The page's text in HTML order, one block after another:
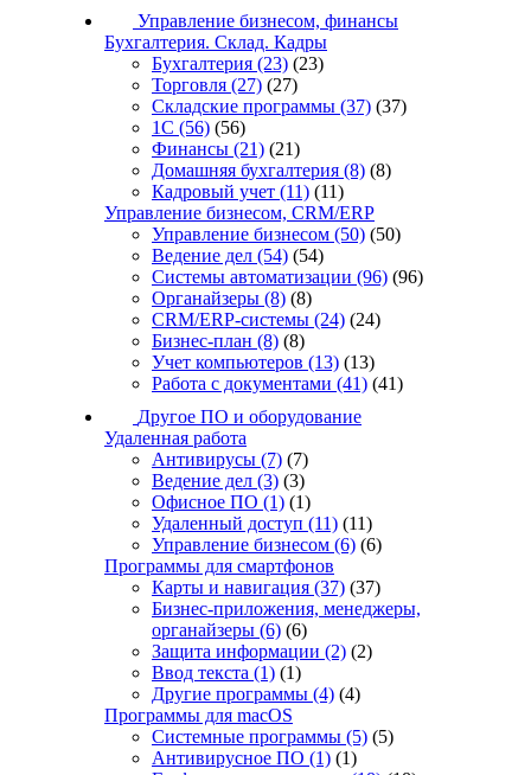
Управление бизнесом, финансы
Бухгалтерия. Склад. Кадры
Бухгалтерия (23) (23)
Торговля (27) (27)
Складские программы (37) (37)
1С (56) (56)
Финансы (21) (21)
Домашняя бухгалтерия (8) (8)
Кадровый учет (11) (11)
Управление бизнесом, CRM/ERP
Управление бизнесом (50) (50)
Ведение дел (54) (54)
Системы автоматизации (96) (96)
Органайзеры (8) (8)
CRM/ERP-системы (24) (24)
Бизнес-план (8) (8)
Учет компьютеров (13) (13)
Работа с документами (41) (41)
Другое ПО и оборудование
Удаленная работа
Антивирусы (7) (7)
Ведение дел (3) (3)
Офисное ПО (1) (1)
Удаленный доступ (11) (11)
Управление бизнесом (6) (6)
Программы для смартфонов
Карты и навигация (37) (37)
Бизнес-приложения, менеджеры,
органайзеры (6) (6)
Защита информации (2) (2)
Ввод текста (1) (1)
Другие программы (4) (4)
Программы для macOS
Системные программы (5) (5)
Антивирусное ПО (1) (1)